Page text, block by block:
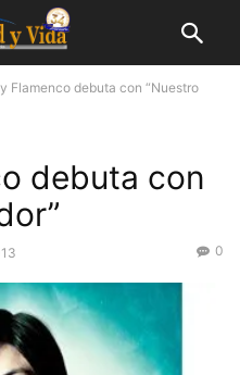
Flamenco debuta con “Nuestro
debuta con
0